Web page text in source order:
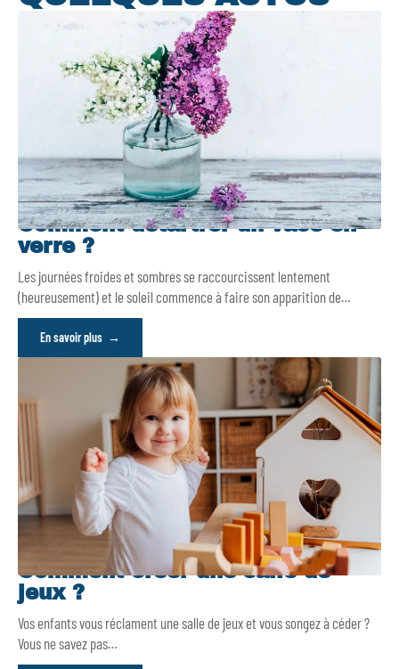
Comment détartrer un vase en
verre ?
Les journées froides et sombres se raccourcissent lentement
(heureusement) et le soleil commence à faire son apparition de…
En savoir plus
Comment créer une salle de
jeux ?
Vos enfants vous réclament une salle de jeux et vous songez à céder ?
Vous ne savez pas…